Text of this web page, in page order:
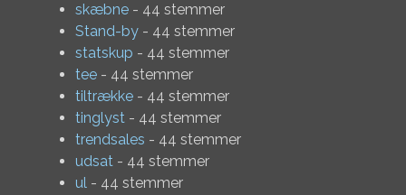
skæbne - 44 stemmer
Stand-by - 44 stemmer
statskup - 44 stemmer
tee - 44 stemmer
tiltrække - 44 stemmer
tinglyst - 44 stemmer
trendsales - 44 stemmer
udsat - 44 stemmer
ul - 44 stemmer